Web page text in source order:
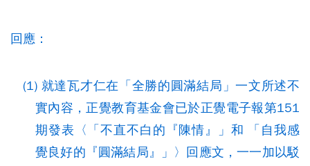
回應：
(1) 就達瓦才仁在「全勝的圓滿結局」一文所述不
實內容，正覺教育基金會已於正覺電子報第151
期發表〈「不直不白的『陳情』」和 「自我感
覺良好的『圓滿結局』」〉回應文，一一加以駁